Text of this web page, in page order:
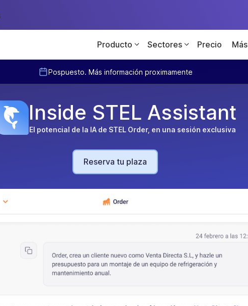
Producto Sectores Precio Más
Pospuesto. Más información proximamente
Inside STEL Assistant
El potencial de la IA de STEL Order, en una sesión exclusiva
Reserva tu plaza